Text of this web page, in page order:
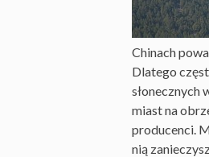
Chinach
Dlatego
słonecznych
miast na
producenci.
nią